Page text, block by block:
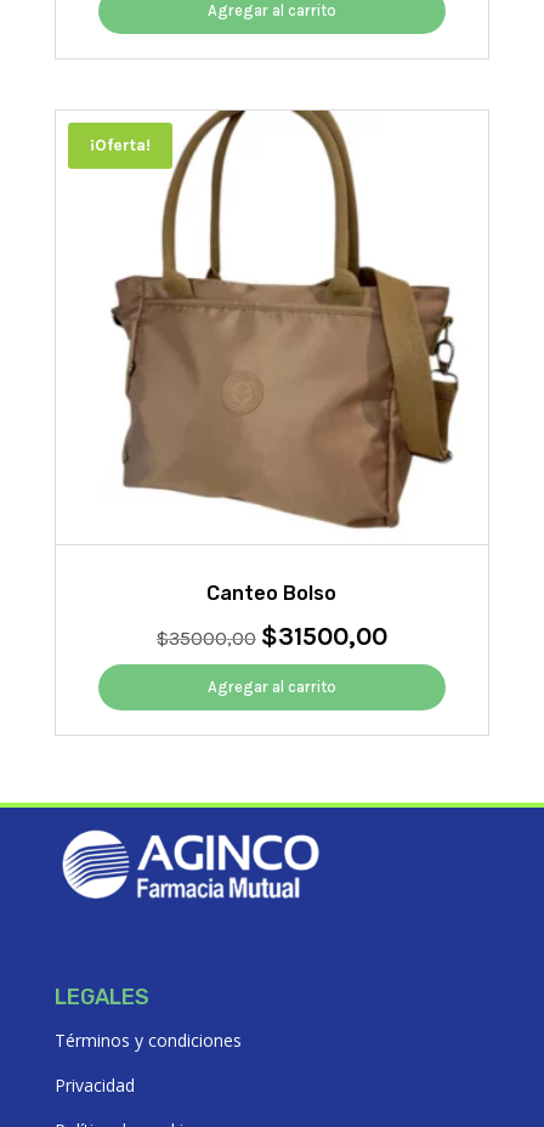
Agregar al carrito
¡Oferta!
Canteo Bolso
$35000,00 El
precio
original
era:
$35000,00.
$31500,00El
precio
es:
$31500,00.
Agregar al carrito
LEGALES
Términos y condiciones
Privacidad